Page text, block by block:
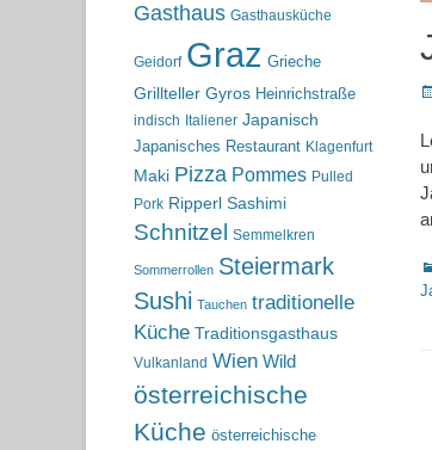
Gasthaus Gasthausküche
Geidorf Graz Grieche
Grillteller Gyros Heinrichstraße
indisch Italiener Japanisch
Japanisches Restaurant Klagenfurt
Maki Pizza Pommes Pulled
Pork Ripperl Sashimi
Schnitzel Semmelkren
Sommerrollen Steiermark
Sushi Tauchen traditionelle
Küche Traditionsgasthaus
Vulkanland Wien Wild
österreichische
Küche österreichische